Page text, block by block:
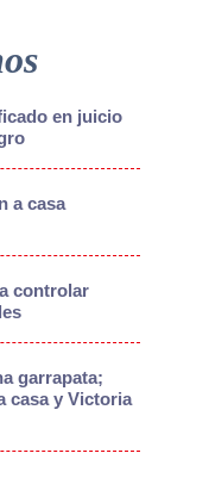
en juicio
a casa
controlar
garrapata;
casa y Victoria